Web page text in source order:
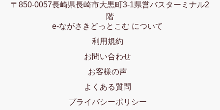
〒850-0057長崎県長崎市大黒町3-1県営バスターミナル2
階
e-ながさきどっとこむ について
利用規約
お問い合わせ
お客様の声
よくある質問
プライバシーポリシー